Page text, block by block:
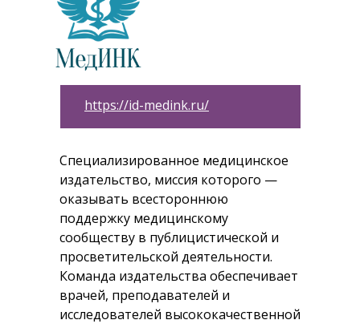
https://id-medink.ru/
Специализированное медицинское
издательство, миссия которого —
оказывать всестороннюю
поддержку медицинскому
сообществу в публицистической и
просветительской деятельности.
Команда издательства обеспечивает
врачей, преподавателей и
исследователей высококачественной